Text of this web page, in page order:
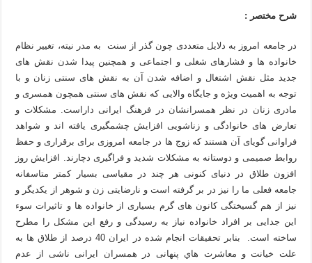
شرح مختصر :
در جامعه امروز به دلایل متعددی چون گذر از سنت به مدر نیته، تغییر نظام
خانواده ها و فشارهای شغلی و اجتماعی و همچنین پیدا شدن نقش های
جدید مثل نقش اشتغال و اضافه شدن آن به نقش های سنتی زنان و با
توجه به اهمیت ویژه و جایگاه والایی که نقش های سنتی همچون همسری و
مادری زنان در نظر همسرانشان در فرهنگ ایرانی داراست. مشکلات و
تعارض های خانوادگی و زناشویی افزایش چشمگیری یافته اند و شواهد
فراوانی گویای آن هستند که زوج ها در جامعه امروزی برای برقراری و حفظ
روابط صمیمی و دوستانه به مشکلات شدید و فراگیری دچارند. افزایش روز
افزون طلاق در دنیای کنونی هر چند در مقیاسی بسیار کمتر متاسفانه
جامعه فعلی ما را نیز در بر گرفته است و نارضایتی زن و شوهر از یکدیگر و
نیز از هم گسیختگی کانون های گرم بسیاری از خانواده ها و تاثیرات سوء
این جدایی بر افراد خانواده نیاز به رسیدگی و رفع این مشکل را مطرح
ساخته است. بنابر تحقیقات انجام شده در ایران 40 درصد از طلاق ها به
علت خیانت و معاشرت هاي پنهانی در همسران ایرانی ناشی از عدم